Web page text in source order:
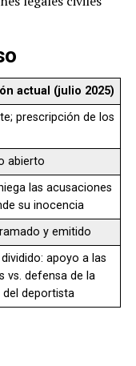
actual (julio 2025)
prescripción de los
abierto
las acusaciones
su inocencia
y emitido
apoyo a las
vs. defensa de la
del deportista